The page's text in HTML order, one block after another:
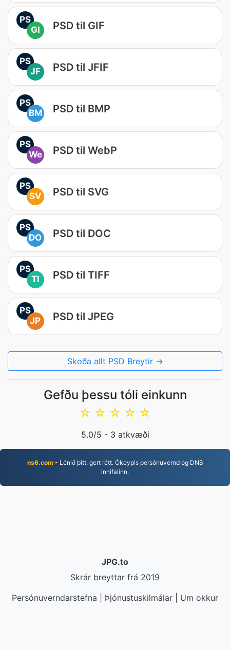
PS
GI
PSD til GIF
PS
JF
PSD til JFIF
PS
BM
PSD til BMP
PS
We
PSD til WebP
PS
SV
PSD til SVG
PS
DO
PSD til DOC
PS
TI
PSD til TIFF
PS
JP
PSD til JPEG
Skoða allt PSD Breytir →
Gefðu þessu tóli einkunn
☆
☆
☆
☆
☆
5.0/5 - 3 atkvæði
ns6.com- Lénið þitt, gert rétt. Ókeypis persónuvernd og DNS
innifalinn.
JPG.to
Skrár breyttar frá 2019
Persónuverndarstefna
Þjónustuskilmálar
Um okkur